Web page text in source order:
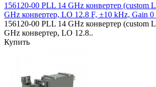
156120-00 PLL 14 GHz конвертер (custom
GHz конвертер, LO 12.8 F, ±10 kHz, Gain 0
156120-00 PLL 14 GHz конвертер (custom
GHz конвертер, LO 12.8..
Купить